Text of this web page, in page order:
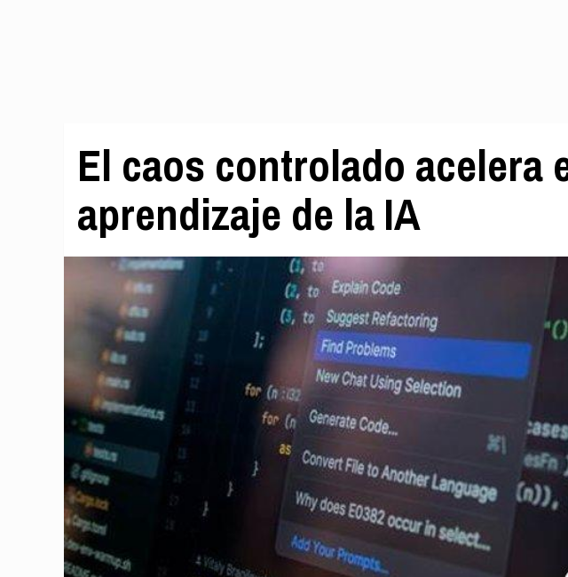
El caos controlado acelera
aprendizaje de la IA